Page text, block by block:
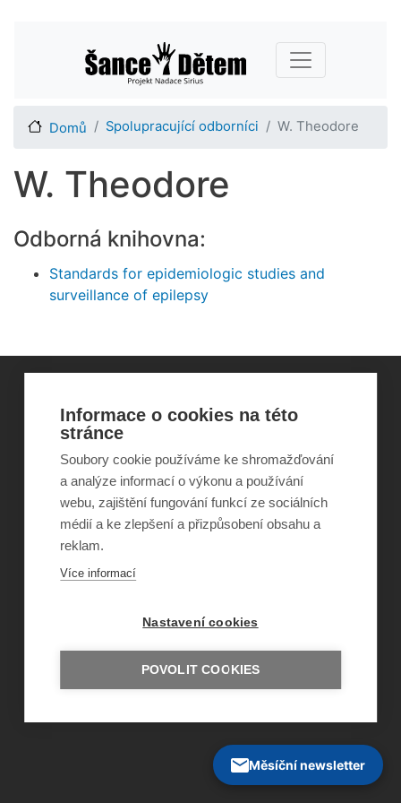
hlavnímu
obsahu
Main navigation
Domů Spolupracující odborníci W. Theodore
W. Theodore
Odborná knihovna:
Standards for epidemiologic studies and
surveillance of epilepsy
©Obecně prospěšná společnost Sirius, o.p.s.
Šance Dětem
ISSN 1805-8876
nazory@sancedetem.cz
Odběr novinek e-mailem
Informace o webu
Měsíční newsletter
Informace o cookies na této
stránce
Soubory cookie používáme ke shromažďování
a analýze informací o výkonu a používání
webu, zajištění fungování funkcí ze sociálních
médií a ke zlepšení a přizpůsobení obsahu a
reklam.
Více informací
Nastavení cookies
POVOLIT COOKIES